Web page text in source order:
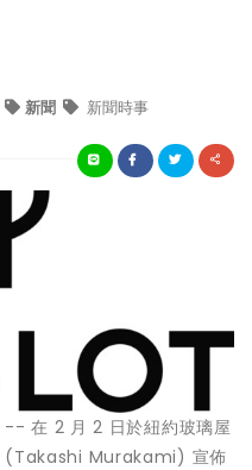
新聞 新聞時事
在 2 月 2 日於紐約玻璃屋
(Takashi Murakami) 宣佈